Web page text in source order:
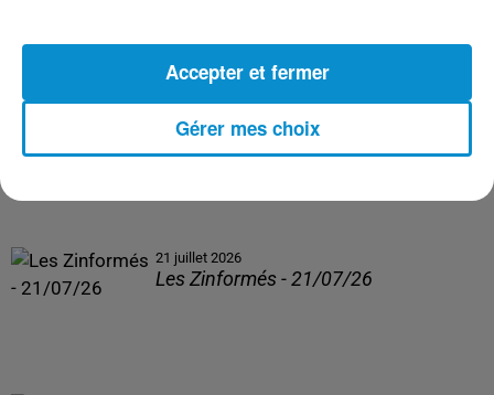
Les Zinformés - 22/07/26
21 juillet 2026
Les Zinformés - 21/07/26
Gérer mes choix
Accepter et fermer